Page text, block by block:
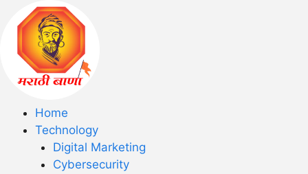
Home
Technology
Digital Marketing
Cybersecurity